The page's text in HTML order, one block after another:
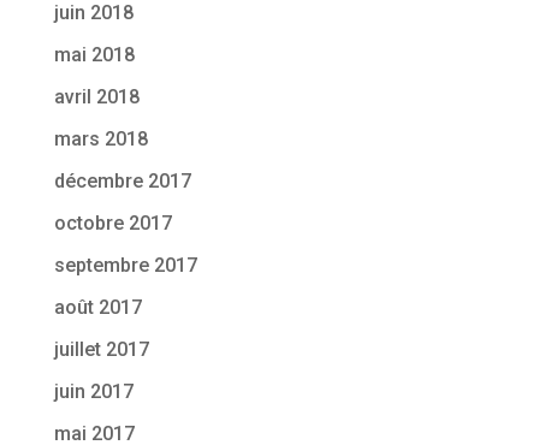
juin 2018
mai 2018
avril 2018
mars 2018
décembre 2017
octobre 2017
septembre 2017
août 2017
juillet 2017
juin 2017
mai 2017